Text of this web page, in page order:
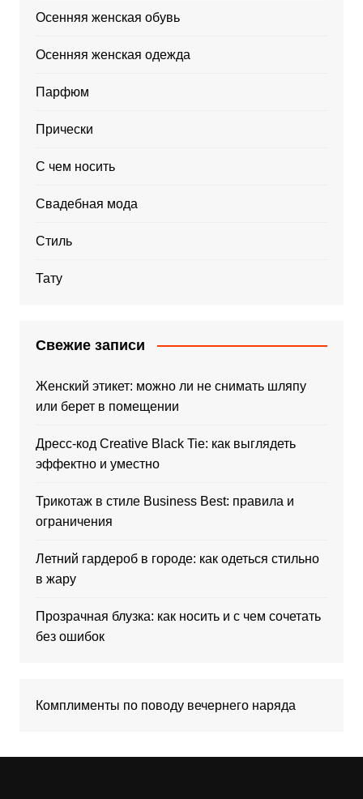
Осенняя женская обувь
Осенняя женская одежда
Парфюм
Прически
С чем носить
Свадебная мода
Стиль
Тату
Свежие записи
Женский этикет: можно ли не снимать шляпу
или берет в помещении
Дресс-код Creative Black Tie: как выглядеть
эффектно и уместно
Трикотаж в стиле Business Best: правила и
ограничения
Летний гардероб в городе: как одеться стильно
в жару
Прозрачная блузка: как носить и с чем сочетать
без ошибок
Комплименты по поводу вечернего наряда